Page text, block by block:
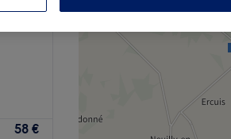
58 €